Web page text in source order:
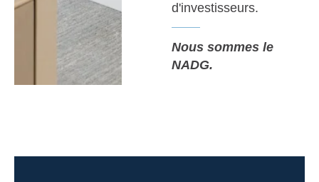
d'investisseurs.
Nous sommes le
NADG.